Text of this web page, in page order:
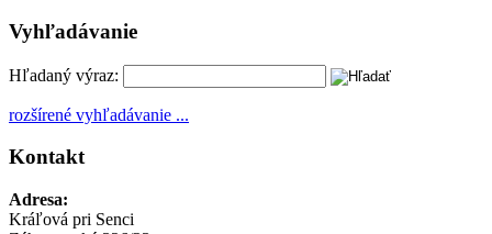
Vyhľadávanie
Hľadaný výraz:
rozšírené vyhľadávanie ...
Kontakt
Adresa:
Kráľová pri Senci